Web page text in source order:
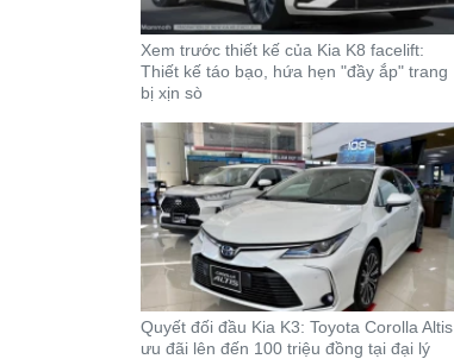
Xem trước thiết kế của Kia K8 facelift:
Thiết kế táo bạo, hứa hẹn "đầy ắp" trang
bị xịn sò
Quyết đối đầu Kia K3: Toyota Corolla Altis
ưu đãi lên đến 100 triệu đồng tại đại lý